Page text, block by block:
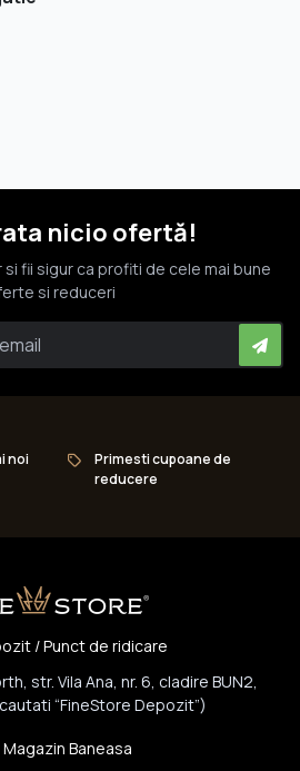
nicio ofertă!
fii sigur ca profiti de cele mai bune
si reduceri
noi
Primesti cupoane de
reducere
/ Punct de ridicare
str. Vila Ana, nr. 6, cladire BUN2,
“FineStore Depozit”)
Magazin Baneasa